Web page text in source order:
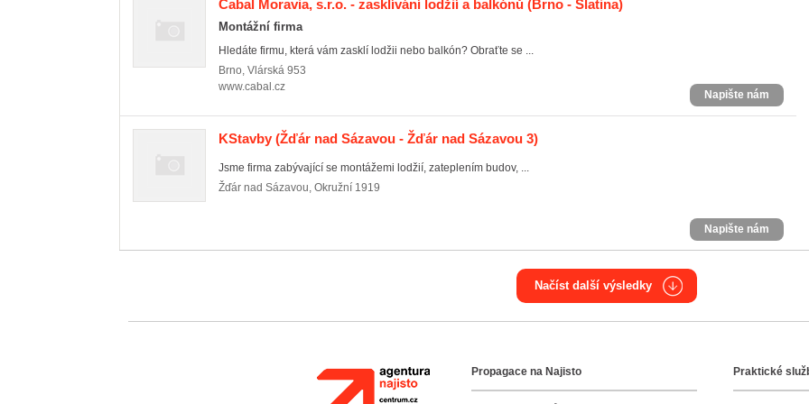
Cabal Moravia, s.r.o. - zasklívání lodžií a balkónů (Brno - Slatina)
Montážní firma
Hledáte firmu, která vám zasklí lodžii nebo balkón? Obraťte se ...
Brno, Vlárská 953
www.cabal.cz
Napište nám
KStavby (Žďár nad Sázavou - Žďár nad Sázavou 3)
Jsme firma zabývající se montážemi lodžií, zateplením budov, ...
Žďár nad Sázavou, Okružní 1919
Napište nám
Načíst další výsledky
Agentura NajistoPropagace na Najisto Praktické